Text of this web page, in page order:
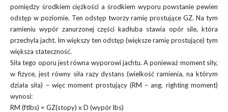
pomiędzy środkiem ciężkości a środkiem wyporu powstanie pewien
odstęp w poziomie. Ten odstęp tworzy ramię prostujące GZ. Na tym
ramieniu wypór zanurzonej części kadłuba stawia opór sile, która
przechyla jacht. Im większy ten odstęp (większe ramię prostujące) tym
większa stateczność.
Siła tego oporu jest równa wyporowi jachtu. A ponieważ moment siły,
w fizyce, jest równy siła razy dystans (wielkość ramienia, na którym
działa siła) – więc moment prostujący (RM – ang. righting moment)
wynosi:
RM (ftlbs) = GZ(stopy) x D (wypór lbs)